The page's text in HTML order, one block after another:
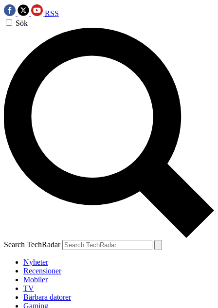
RSS
Sök
Search TechRadar
Nyheter
Recensioner
Mobiler
TV
Bärbara datorer
Gaming